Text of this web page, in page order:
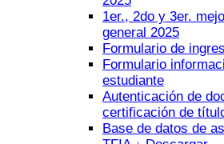
1er., 2do y 3er.
general 2025
Formulario de
Formulario
estudiante
Autenticación de
certificación de
Base de datos de